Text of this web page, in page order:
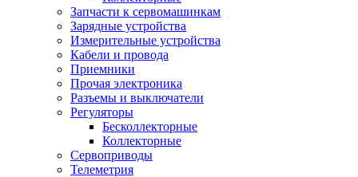
Запчасти к сервомашинкам
Зарядные устройства
Измерительные устройства
Кабели и провода
Приемники
Прочая электроника
Разъемы и выключатели
Регуляторы
Бесколлекторные
Коллекторные
Сервоприводы
Телеметрия